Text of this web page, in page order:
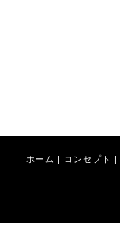
ホーム | コンセプト |